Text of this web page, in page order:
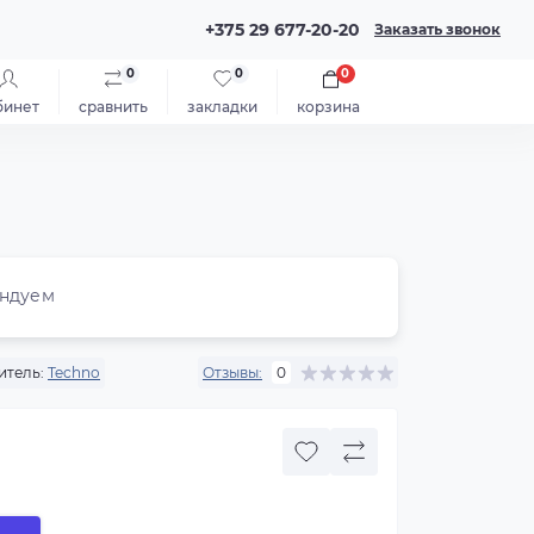
+375 29 677-20-20 Заказать звонок
сравнить
0
закладки
0
корзина
0
Techno Отзывы: 0